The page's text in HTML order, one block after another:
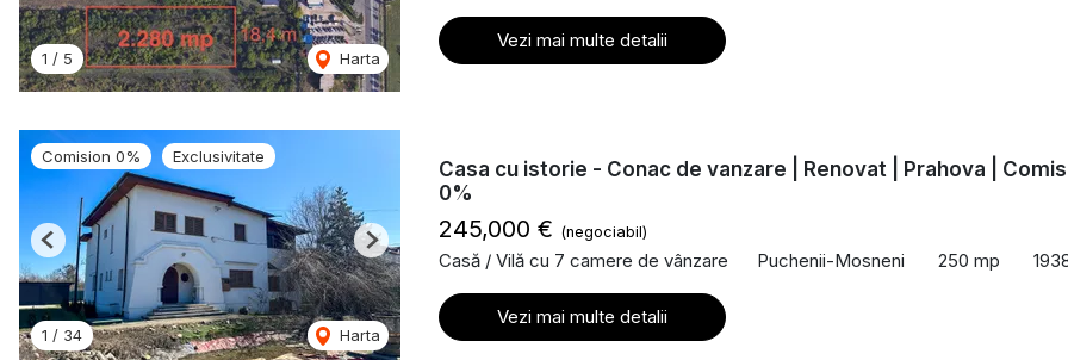
1 / 5 Harta
Vezi mai multe detalii
Comision 0% Exclusivitate
1 / 34 Harta
Previous Next
Casa cu istorie - Conac de vanzare | Renovat | Prahova |
0%
245,000 € (negociabil)
Casă / Vilă cu 7 camere de vânzare Puchenii-Mosneni 250 mp
Vezi mai multe detalii